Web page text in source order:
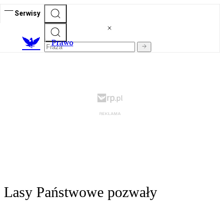
Serwisy
Prawo
Lasy Państwowe pozwały